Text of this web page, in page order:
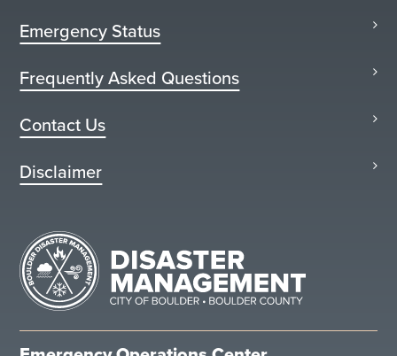
Emergency Status
Frequently Asked Questions
Contact Us
Disclaimer